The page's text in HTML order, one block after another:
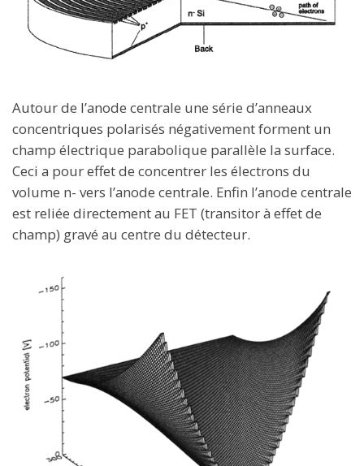
Autour de l’anode centrale une série d’anneaux
concentriques polarisés négativement forment un
champ électrique parabolique parallèle la surface.
Ceci a pour effet de concentrer les électrons du
volume n- vers l’anode centrale. Enfin l’anode centrale
est reliée directement au FET (transitor à effet de
champ) gravé au centre du détecteur.